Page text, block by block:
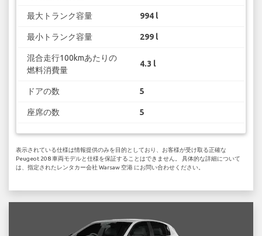
最大トランク容量 994 l
最小トランク容量 299 l
混合走行100kmあたりの
燃料消費量
4.3 l
ドアの数 5
座席の数 5
表示されている仕様は情報提供のみを目的としており、お客様が受け取る正確な
Peugeot 208 車両モデルと仕様を保証することはできません。 具体的な詳細について
は、指定されたレンタカー会社 Warsaw 空港 にお問い合わせください。